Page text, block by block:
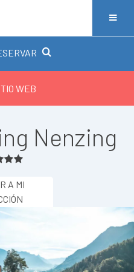
WEB
Nenzing
A MI